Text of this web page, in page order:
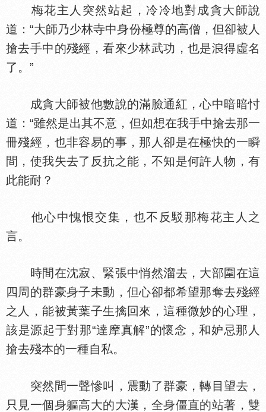
梅花主人突然站起，冷冷地對成貪大師說
道：“大師乃少林寺中身份極尊的高僧，但卻被人
搶去手中的殘經，看來少林武功，也是
得虛名
了。”
成貪大師被他數說的滿臉通紅，心中暗暗忖
道：“雖然是出其不意，但如想在我手中搶去那一
冊殘經，也非容易的事，那人卻是在極快的一瞬
間，使我失去了反抗之能，不知是何許人物，有
此能耐？
他心中愧恨交集，也不反駁那梅花主人之
言。
時間在沈寂、緊張中悄然溜去，大部圍在這
四周的群豪身子未動，但心卻都希望那奪去殘經
之人，能被黃葉子生擒回來，這種微妙的心理，
該是源起于對那“達摩真解”的懷念，和妒忌那人
搶去殘本的一種自私。
突然間一聲慘叫，震動了群豪，轉目望去，
只見一個身軀高大的大漢，全身僵直的站著，雙